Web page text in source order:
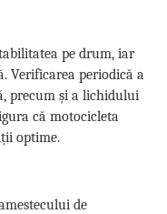
pe drum, iar
Verificarea periodică a
precum și a lichidului
că motocicleta
optime.
de